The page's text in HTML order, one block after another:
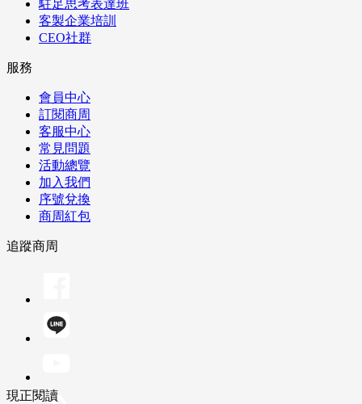
駐足思考表達班
客製企業培訓
CEO社群
服務
會員中心
訂閱商周
客服中心
常見問題
活動總覽
加入我們
序號兌換
商周紅包
追蹤商周
現正閱讀